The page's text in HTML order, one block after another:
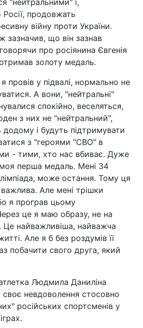
продовжать
війну проти України.
зазначив, що він зазнав
про росіянина Євгенія
золоту медаль.
провів у підвалі, нормально не
А вони, "нейтральні"
спокійно, веселяться,
з них не "нейтральний",
додому і будуть підтримувати
з "героями "СВО" в
- тими, хто нас вбиває. Дуже
перша медаль. Мені 34
може остання. Тому ця
Але мені трішки
я програв цьому
це я маю образу, не на
Це найважливіша, найважча
Але я б без роздумів її
побачити свого друга, який
Людмила Даниліна
невдоволення стосовно
російських спортсменів у